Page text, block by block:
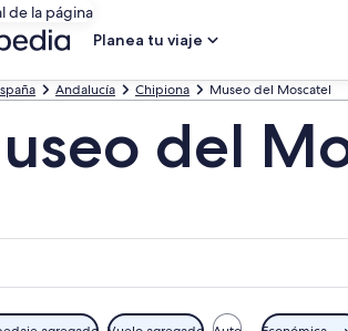
de la página
Planea tu viaje
Andalucía Chipiona Museo del Moscatel
del